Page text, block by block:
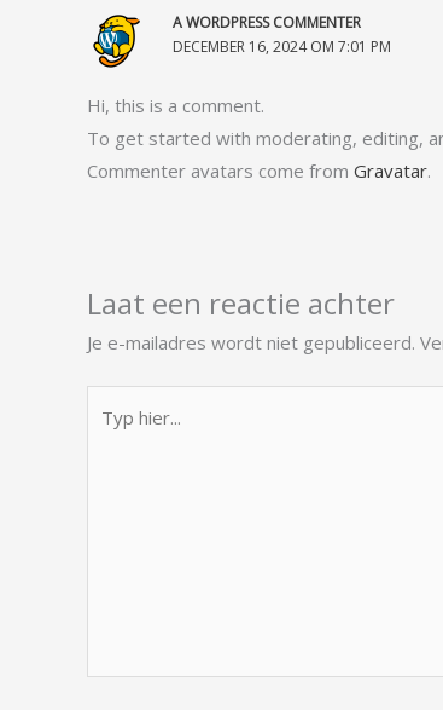
A WORDPRESS COMMENTER
DECEMBER 16, 2024 OM 7:01 PM
Hi, this is a comment.
To get started with moderating, editing,
Commenter avatars come from Gravatar.
Laat een reactie achter
Je e-mailadres wordt niet gepubliceerd.
hier...